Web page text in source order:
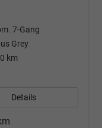
7-Gang
Grey
km
Details